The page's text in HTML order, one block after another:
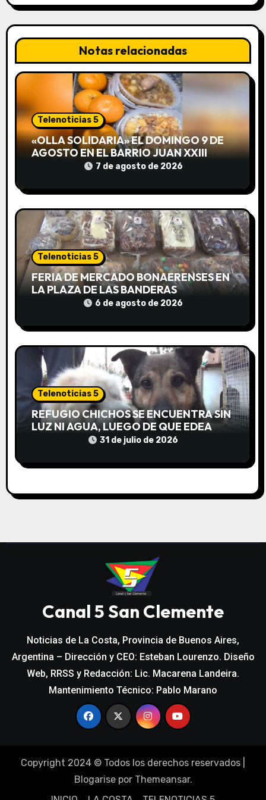
c
i
ó
n
d
e
e
n
t
a
d
s
Notas relacionadas
Telenoticias 5
«OLLA SOLIDARIA» EL DOMINGO 9 DE
AGOSTO EN EL BARRIO JUAN XXIII
DESDE LAS 13 HS7 de agosto de 2026
Telenoticias 5
FERIA DE MERCADO BONAERENSES EN
LA PLAZA DE LAS BANDERAS
6 de agosto de 2026
Telenoticias 5
REFUGIO CHICHOS SE ENCUENTRA SIN
LUZ NI AGUA, LUEGO DE QUE EDEA
CORTARA EL SUMINISTRO SIN AVISO
31 de julio de 2026
Canal 5 San Clemente
Noticias de La Costa, Provincia de Buenos Aires,
Argentina – Dirección y CEO: Esteban Lourenzo. Diseño
Web, RRSS y Redacción: Lic. Macarena Landeira.
Mantenimiento Técnico: Pablo Marano
Copyright 2024 © Todos los derechos reservados
Blogarisepor Themeansar.